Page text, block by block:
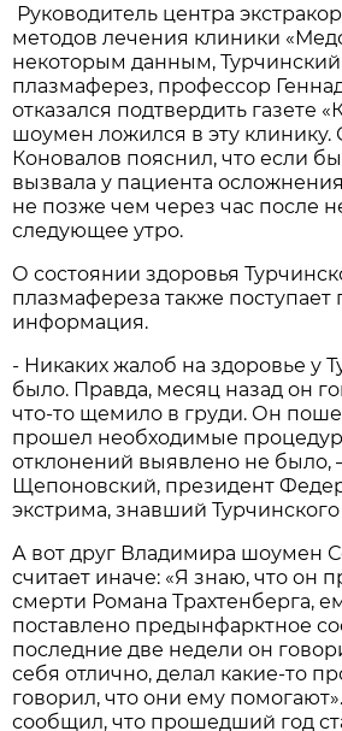
Руководитель центра
методов лечения клиники
некоторым данным,
плазмаферез, профессор
отказался подтвердить газете
шоумен ложился в эту клинику.
Коновалов пояснил, что если
вызвала у пациента
не позже чем через час после
следующее утро.
О состоянии здоровья
плазмафереза также поступает
информация.
- Никаких жалоб на здоровье у
было. Правда, месяц назад он
что-то щемило в груди. Он
прошел необходимые
отклонений выявлено не было,
Щепоновский, президент
экстрима, знавший Турчинского
А вот друг Владимира шоумен
считает иначе: «Я знаю, что он
смерти Романа Трахтенберга,
поставлено предынфарктное
последние две недели он
себя отлично, делал какие-то
говорил, что они ему
сообщил, что прошедший год